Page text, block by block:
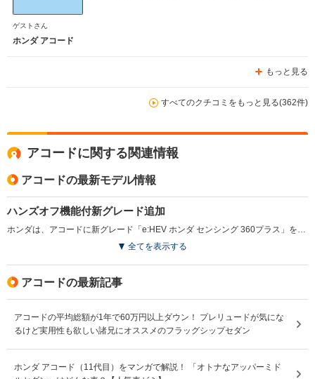
ゲストさん
ホンダ アコード
もっと見る
すべてのクチコミをもっと見る(362件)
アコードに関する関連情報
アコードの最新モデル情報
ハンズオフ機能付新グレード追加
ホンダは、アコードに新グレード「e:HEV ホンダ センシング 360プラス」を追加し、2025年5月に発売した。国内向けモデルとしてホンダで初めて全方位安全運転支援システム「ホンダ センシング 360プラス」を搭載し、条件を満たせばステアリングから手を離しての運転が可能となるハンズオフ機能付高度車線内運転支援機能やレコメンド型車線変更支援機能を追加した。エクステリアにはブラックのドアミラーや専用アルミホイールを採用し、内装ではブラックとホワイトの高級感ある素材を使用。これにより、スタイリッシュで上質な空間が演出されている。（2025.5）
全てを表示する
アコードの最新記事
アコードの平均総額が1年で60万円以上ダウン！ プレリュードが気にな
るけど実用性も欲しい諸兄にオススメのフラッグシップセダン
ホンダ アコード（11代目）をマンガで解説！ 「オトナなアッパーミド